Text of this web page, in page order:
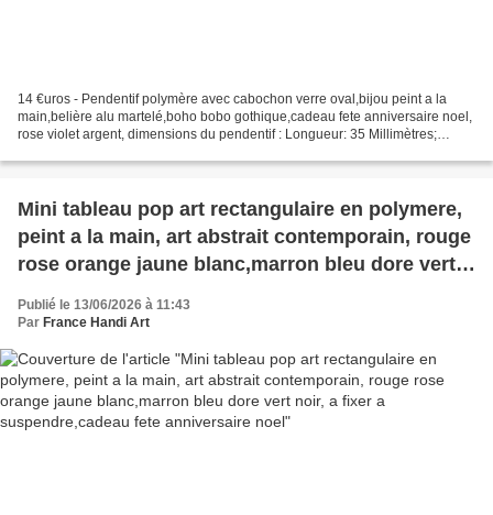
14 €uros - Pendentif polymère avec cabochon verre oval,bijou peint a la
main,belière alu martelé,boho bobo gothique,cadeau fete anniversaire noel,
rose violet argent, dimensions du pendentif : Longueur: 35 Millimètres;
Mini tableau pop art rectangulaire en polymere,
peint a la main, art abstrait contemporain, rouge
rose orange jaune blanc,marron bleu dore vert
noir, a fixer a suspendre,cadeau fete
anniversaire noel
Publié le 13/06/2026 à 11:43
Par France Handi Art